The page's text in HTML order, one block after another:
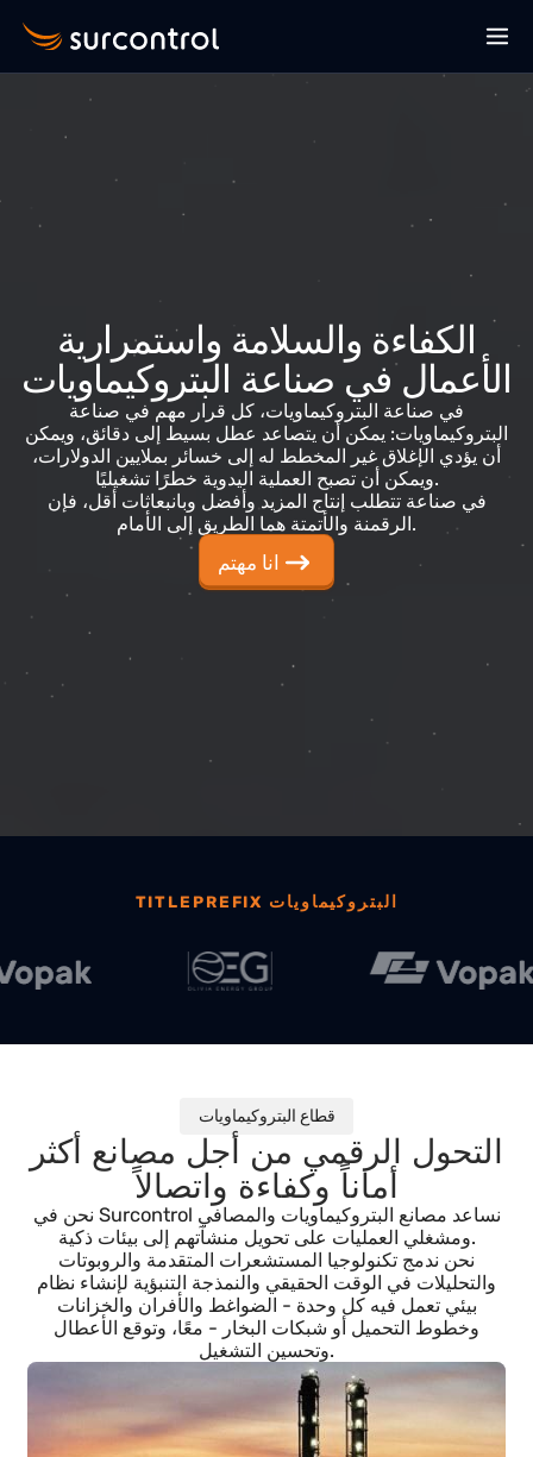
الكفاءة والسلامة واستمرارية
في صناعة البتروكيماويات
في صناعة البتروكيماويات، كل قرار مهم في صناعة
يمكن أن يتصاعد عطل بسيط إلى دقائق، ويمكن
أن يؤدي الإغلاق غير المخطط له إلى خسائر بملايين الدولارات،
ويمكن أن تصبح العملية اليدوية خطرًا تشغيليًا.
في صناعة تتطلب إنتاج المزيد وأفضل وبانبعاثات أقل، فإن
انا مهتم
TITLEPREFIX البتروكيماويات
قطاع البتروكيماويات
الرقمي من أجل مصانع أكثر
أماناً وكفاءة واتصالاً
نحن في Surcontrol نساعد مصانع البتروكيماويات والمصافي
نحن ندمج تكنولوجيا المستشعرات المتقدمة والروبوتات
والتحليلات في الوقت الحقيقي والنمذجة التنبؤية لإنشاء نظام
بيئي تعمل فيه كل وحدة - الضواغط والأفران والخزانات
وخطوط التحميل أو شبكات البخار - معًا، وتوقع الأعطال
وتحسين التشغيل.